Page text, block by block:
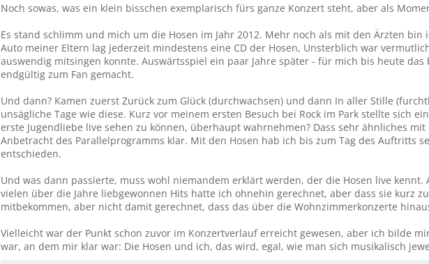
n
n
:
Noch sowas, was ein klein bisschen exemplarisch fürs ganze Konzert steht, aber als
Es stand schlimm und mich um die Hosen im Jahr 2012. Mehr noch als mit den Ärzten
Auto meiner Eltern lag jederzeit mindestens eine CD der Hosen, Unsterblich war
auswendig mitsingen konnte. Auswärtsspiel ein paar Jahre später - für mich bis heute
endgültig zum Fan gemacht.
Und dann? Kamen zuerst Zurück zum Glück (durchwachsen) und dann In aller Stille
unsägliche Tage wie diese. Kurz vor meinem ersten Besuch bei Rock im Park stellte sich
erste Jugendliebe live sehen zu können, überhaupt wahrnehmen? Dass sehr ähnliches
Anbetracht des Parallelprogramms klar. Mit den Hosen hab ich bis zum Tag des Auftritts
entschieden.
Und was dann passierte, muss wohl niemandem erklärt werden, der die Hosen live
vielen über die Jahre liebgewonnen Hits hatte ich ohnehin gerechnet, aber dass sie kurz
mitbekommen, aber nicht damit gerechnet, dass das über die Wohnzimmerkonzerte
Vielleicht war der Punkt schon zuvor im Konzertverlauf erreicht gewesen, aber ich bilde
war, an dem mir klar war: Die Hosen und ich, das wird, egal, wie man sich musikalisch